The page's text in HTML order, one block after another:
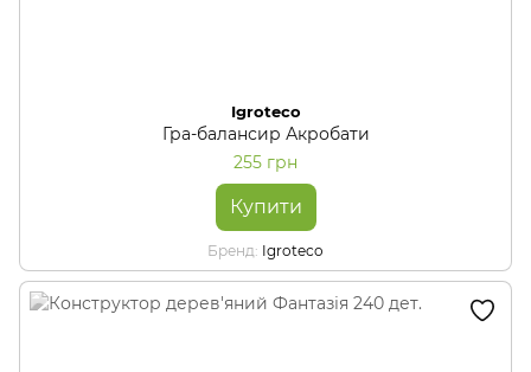
Igroteco
Гра-балансир Акробати
255 грн
Купити
Бренд Igroteco